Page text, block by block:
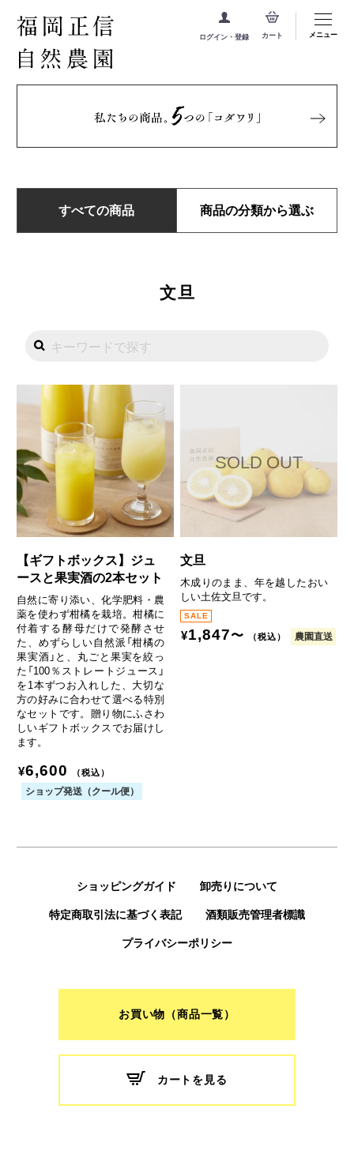
ログイン・登録 カート メニュー
すべての商品 商品の分類から選ぶ
文旦
【ギフトボックス】ジュ
ースと果実酒の2本セット
自然に寄り添い、化学肥料・農
薬を使わず柑橘を栽培。柑橘に
付着する酵母だけで発酵させ
た、めずらしい自然派「柑橘の
果実酒」と、丸ごと果実を絞っ
た「100％ストレートジュース」
を1本ずつお入れした、大切な
方の好みに合わせて選べる特別
なセットです。贈り物にふさわ
しいギフトボックスでお届けし
ます。
¥6,600 （税込）
ショップ発送（クール便）
文旦
木成りのまま、年を越したおい
しい土佐文旦です。
¥1,847〜 （税込） 農園直送
ショッピングガイド 卸売りについて
特定商取引法に基づく表記 酒類販売管理者標識
プライバシーポリシー
お買い物（商品一覧）
カートを見る